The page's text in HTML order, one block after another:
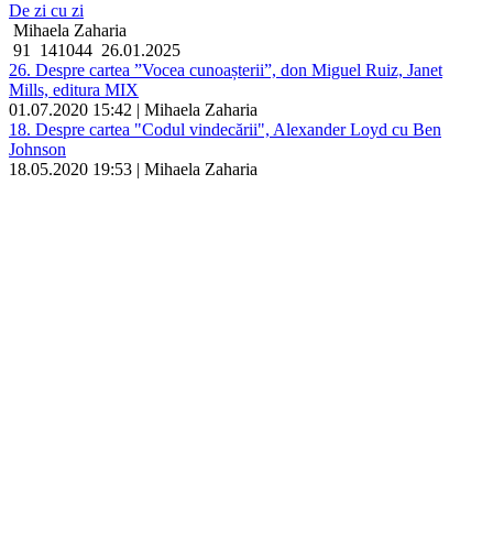
De zi cu zi
Mihaela Zaharia
91
141044 26.01.2025
26. Despre cartea ”Vocea cunoașterii”, don Miguel Ruiz, Janet
Mills, editura MIX
01.07.2020 15:42 | Mihaela Zaharia
18. Despre cartea "Codul vindecării", Alexander Loyd cu Ben
Johnson
18.05.2020 19:53 | Mihaela Zaharia